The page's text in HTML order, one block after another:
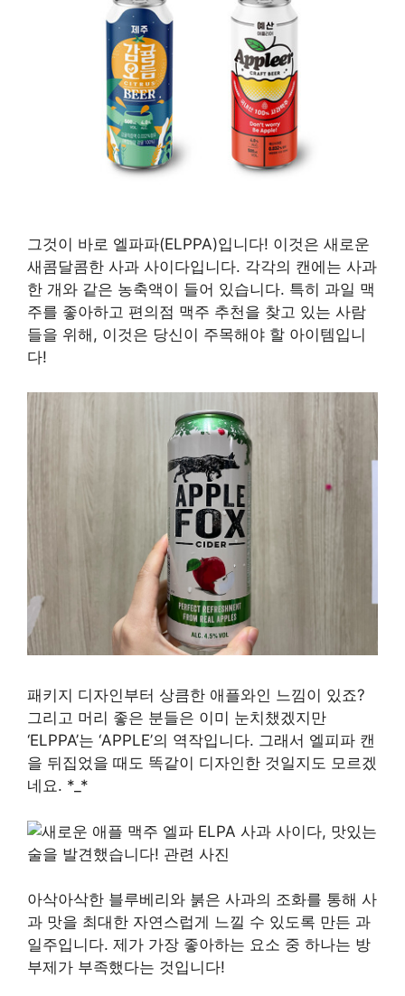
그것이 바로 엘파파(ELPPA)입니다! 이것은 새로운
새콤달콤한 사과 사이다입니다. 각각의 캔에는 사과
한 개와 같은 농축액이 들어 있습니다. 특히 과일 맥
주를 좋아하고 편의점 맥주 추천을 찾고 있는 사람
들을 위해, 이것은 당신이 주목해야 할 아이템입니
다!
패키지 디자인부터 상큼한 애플와인 느낌이 있죠?
그리고 머리 좋은 분들은 이미 눈치챘겠지만
‘ELPPA’는 ‘APPLE’의 역작입니다. 그래서 엘피파 캔
을 뒤집었을 때도 똑같이 디자인한 것일지도 모르겠
네요. *_*
아삭아삭한 블루베리와 붉은 사과의 조화를 통해 사
과 맛을 최대한 자연스럽게 느낄 수 있도록 만든 과
일주입니다. 제가 가장 좋아하는 요소 중 하나는 방
부제가 부족했다는 것입니다!